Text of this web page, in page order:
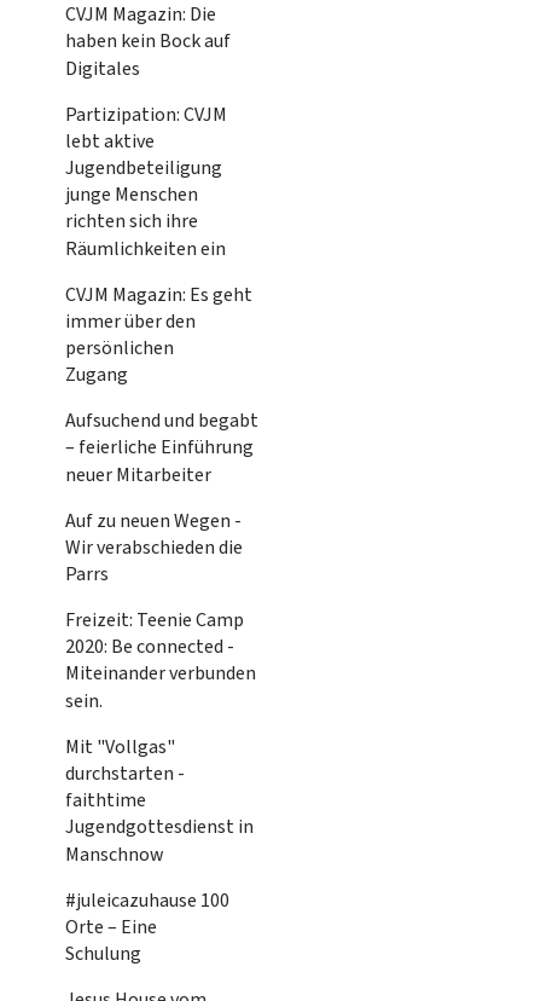
CVJM Magazin: Die
haben kein Bock auf
Digitales
Partizipation: CVJM
lebt aktive
Jugendbeteiligung
junge Menschen
richten sich ihre
Räumlichkeiten ein
CVJM Magazin: Es geht
immer über den
persönlichen
Zugang
Aufsuchend und begabt
– feierliche Einführung
neuer Mitarbeiter
Auf zu neuen Wegen -
Wir verabschieden die
Parrs
Freizeit: Teenie Camp
2020: Be connected -
Miteinander verbunden
sein.
Mit "Vollgas"
durchstarten -
faithtime
Jugendgottesdienst in
Manschnow
#juleicazuhause 100
Orte – Eine
Schulung